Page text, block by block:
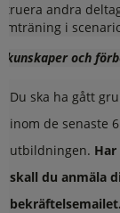
andra
i
och
Du ska ha gått
inom de senaste
utbildningen.
skall du anmäla
bekräftelsemailet.